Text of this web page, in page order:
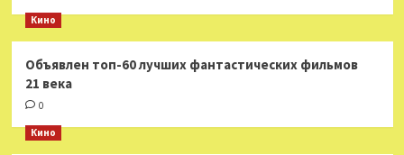
Кино
Объявлен топ-60 лучших фантастических фильмов
21 века
0
Кино